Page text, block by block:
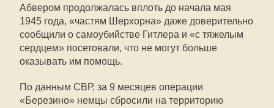
Абвером продолжалась вплоть до начала мая
1945 года, «частям Шерхорна» даже доверительно
сообщили о самоубийстве Гитлера и «с тяжелым
сердцем» посетовали, что не могут больше
оказывать им помощь.
По данным СВР, за 9 месяцев операции
«Березино» немцы сбросили на территорию